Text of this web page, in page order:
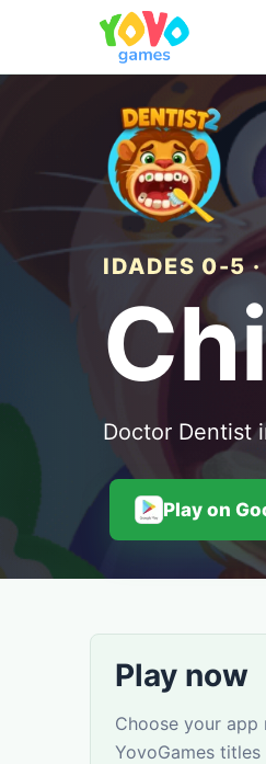
IDADES 0-5 ·
Doctor Dentist
Play on
Play now
Choose your
YovoGames titles